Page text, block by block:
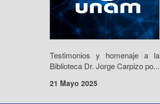
Testimonios y homenaje a la
Biblioteca Dr. Jorge Carpizo po...
21 Mayo 2025